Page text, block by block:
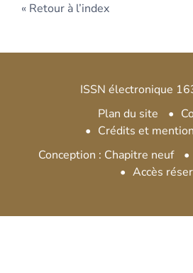
Retour à l’index
ISSN électronique
Plan du site
Crédits et
Conception : Chapitre neuf
Accès